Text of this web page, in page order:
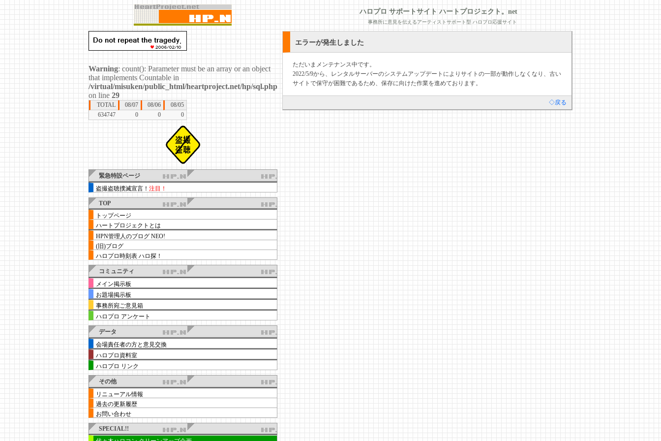
ハロプロ サポートサイト ハートプロジェクト。net
事務所に意見を伝えるアーティストサポート型 ハロプロ応援サイト
Warning: count(): Parameter must be an array or an object
that implements Countable in
/virtual/misuken/public_html/heartproject.net/hp/sql.php
on line 29
TOTAL 08/07 08/06
08/05
634747
0 0 0
緊急特設ページ
盗撮盗聴撲滅宣言！ 注目！
TOP
トップページ
ハートプロジェクトとは
HPN管理人のブログ NEO!
(旧)ブログ
ハロプロ時刻表 ハロ探！
コミュニティ
メイン掲示板
お題場掲示板
事務所宛ご意見箱
ハロプロ アンケート
データ
会場責任者の方と意見交換
ハロプロ資料室
ハロプロ リンク
その他
リニューアル情報
過去の更新履歴
お問い合わせ
SPECIAL!!
エラーが発生しました
ただいまメンテナンス中です。
2022/5/9から、レンタルサーバーのシステムアップデートによりサイトの一部が動作しなくなり、古い
サイトで保守が困難であるため、保存に向けた作業を進めております。
◇戻る